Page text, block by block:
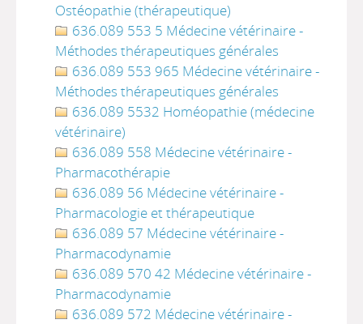
Ostéopathie (thérapeutique)
636.089 553 5 Médecine vétérinaire -
Méthodes thérapeutiques générales
636.089 553 965 Médecine vétérinaire -
Méthodes thérapeutiques générales
636.089 5532 Homéopathie (médecine
vétérinaire)
636.089 558 Médecine vétérinaire -
Pharmacothérapie
636.089 56 Médecine vétérinaire -
Pharmacologie et thérapeutique
636.089 57 Médecine vétérinaire -
Pharmacodynamie
636.089 570 42 Médecine vétérinaire -
Pharmacodynamie
636.089 572 Médecine vétérinaire -